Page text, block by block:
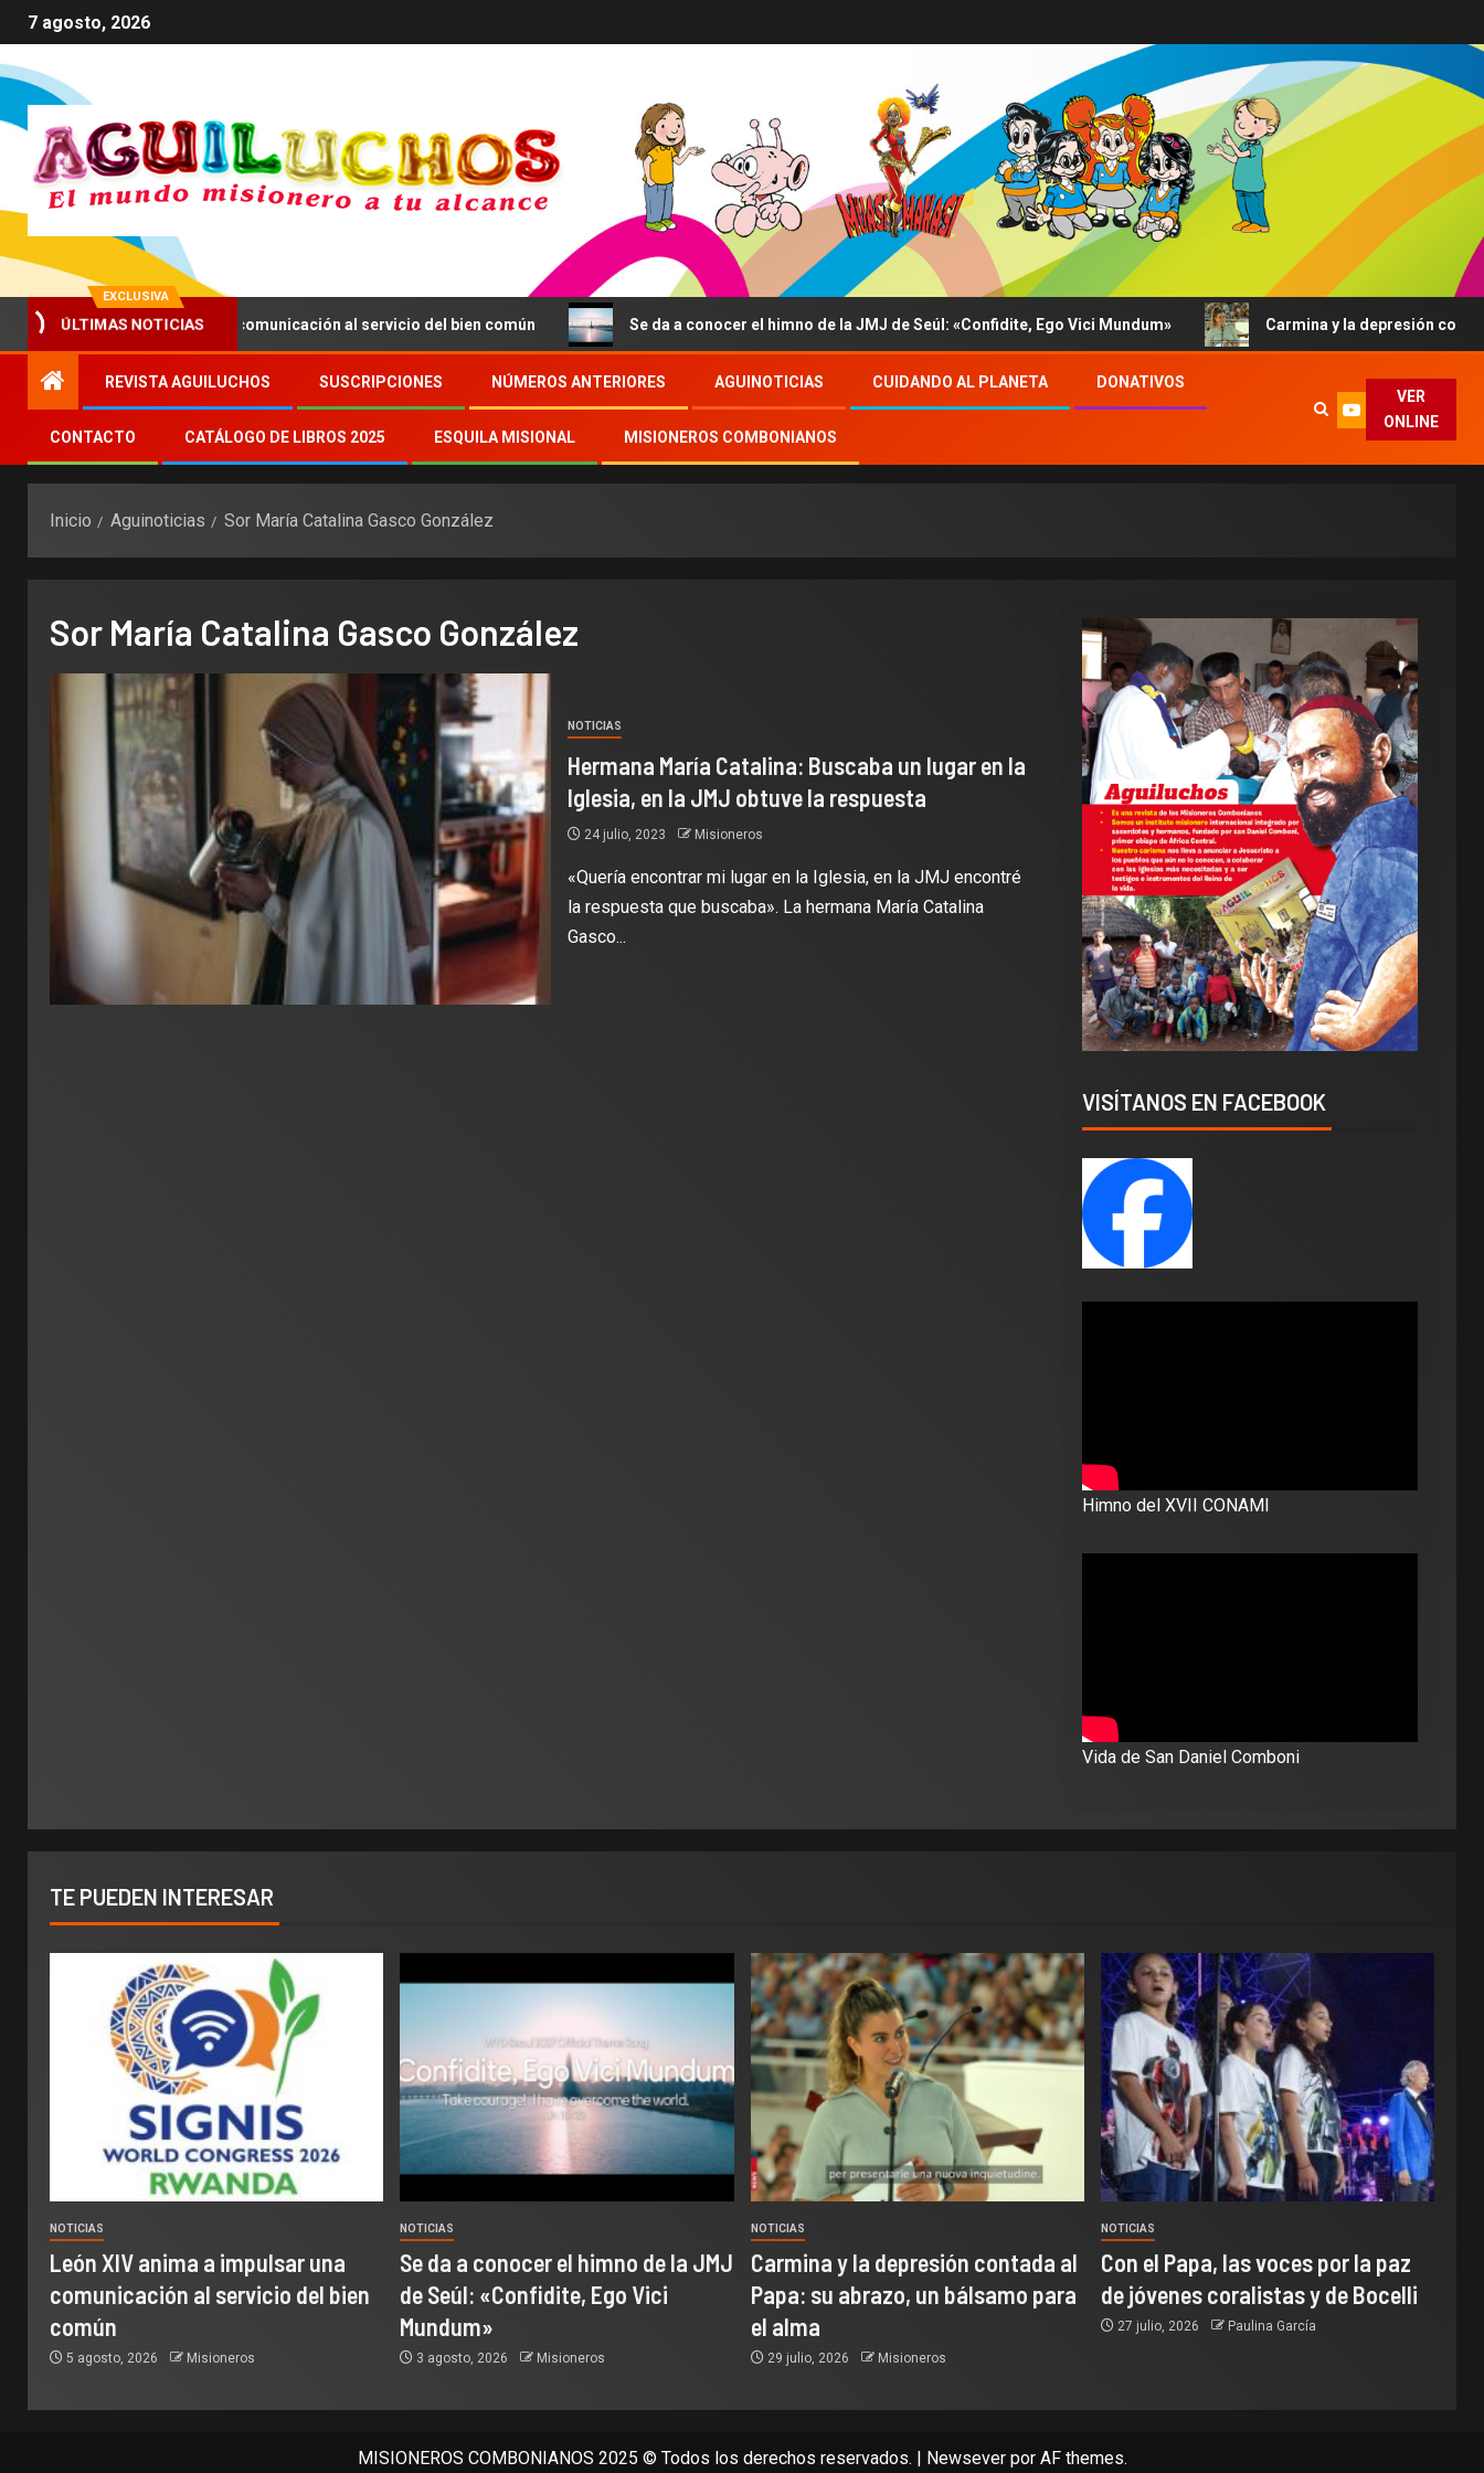
7 agosto, 2026
EXCLUSIVA
ÚLTIMAS NOTICIAS
anima a impulsar una comunicación al servicio del bien común Se da a conocer el himno de la JMJ de Seúl: «Confidite, Ego Vici Mundum» Carmina y la depresión contada al
REVISTA AGUILUCHOS SUSCRIPCIONES NÚMEROS ANTERIORES AGUINOTICIAS CUIDANDO AL PLANETA DONATIVOS
CONTACTO CATÁLOGO DE LIBROS 2025 ESQUILA MISIONAL MISIONEROS COMBONIANOS
VER
ONLINE
Inicio Aguinoticias Sor María Catalina Gasco González
Sor María Catalina Gasco González
NOTICIAS
Hermana María Catalina: Buscaba un lugar en la
Iglesia, en la JMJ obtuve la respuesta
24 julio, 2023 Misioneros
«Quería encontrar mi lugar en la Iglesia, en la JMJ encontré
la respuesta que buscaba». La hermana María Catalina
Gasco...
VISÍTANOS EN FACEBOOK
Himno del XVII CONAMI
Vida de San Daniel Comboni
TE PUEDEN INTERESAR
NOTICIAS
León XIV anima a impulsar una
comunicación al servicio del bien
común
5 agosto, 2026 Misioneros
NOTICIAS
Se da a conocer el himno de la JMJ
de Seúl: «Confidite, Ego Vici
Mundum»
3 agosto, 2026 Misioneros
NOTICIAS
Carmina y la depresión contada al
Papa: su abrazo, un bálsamo para
el alma
29 julio, 2026 Misioneros
NOTICIAS
Con el Papa, las voces por la paz
de jóvenes coralistas y de Bocelli
27 julio, 2026 Paulina García
MISIONEROS COMBONIANOS 2025 © Todos los derechos reservados. | Newseverpor AF themes.